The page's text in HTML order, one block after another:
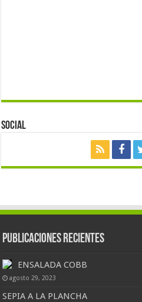
Social
Publicaciones Recientes
ENSALADA COBB
agosto 29, 2023
SEPIA A LA PLANCHA